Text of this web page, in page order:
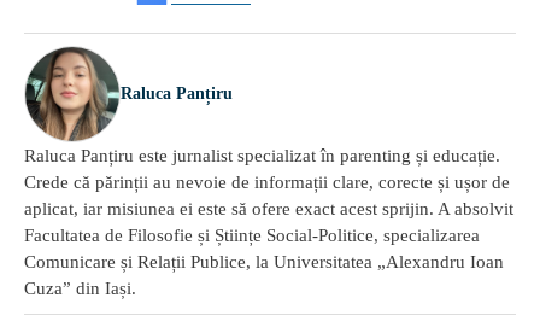
Raluca Panțiru
Raluca Panțiru este jurnalist specializat în parenting și educație.
Crede că părinții au nevoie de informații clare, corecte și ușor de
aplicat, iar misiunea ei este să ofere exact acest sprijin. A absolvit
Facultatea de Filosofie și Științe Social-Politice, specializarea
Comunicare și Relații Publice, la Universitatea „Alexandru Ioan
Cuza” din Iași.